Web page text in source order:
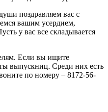
поздравляем вас с
вашим усердием,
у вас все складывается
Если вы ищите
выпускниц. Среди них есть
по номеру – 8172-56-